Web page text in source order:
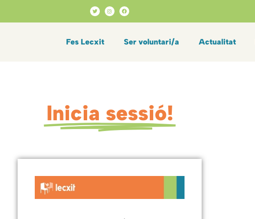
Fes Lecxit Ser voluntari/a Actualitat
Inicia sessió!